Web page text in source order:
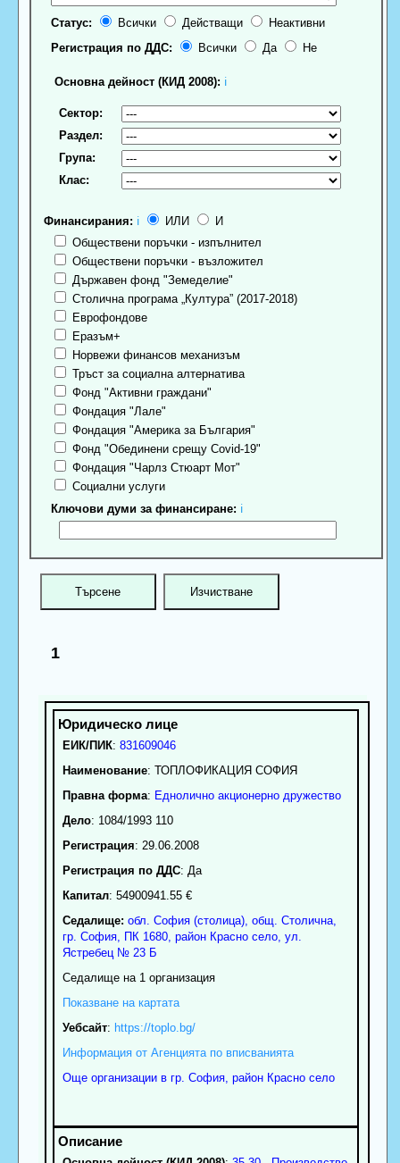
Статус: Всички Действащи
Неактивни
Регистрация по ДДС:
Всички Да Не
Основна дейност (КИД 2008): ℹ
Сектор:
Раздел:
Група:
Клас:
Финансирания: ℹ ИЛИ
И
Обществени поръчки - изпълнител
Обществени поръчки - възложител
Държавен фонд "Земеделие"
Столична програма „Култура” (2017-2018)
Еврофондове
Еразъм+
Норвежи финансов механизъм
Тръст за социална алтернатива
Фонд "Активни граждани"
Фондация "Лале"
Фондация "Америка за България"
Фонд "Обединени срещу Covid-19"
Фондация "Чарлз Стюарт Мот"
Социални услуги
Ключови думи за финансиране: ℹ
1
ЕИК/ПИК: 831609046
Наименование: ТОПЛОФИКАЦИЯ СОФИЯ
Правна форма: Еднолично акционерно дружество
Дело: 1084/1993 110
Регистрация: 29.06.2008
Регистрация по ДДС: Да
Капитал: 54900941.55 €
Седалище: обл. София (столица), общ. Столична,
гр. София, ПК 1680, район Красно село, ул.
Ястребец № 23 Б
Седалище на 1 организация
Показване на картата
Уебсайт: https://toplo.bg/
Информация от Агенцията по вписванията
Още организации в гр. София, район Красно село